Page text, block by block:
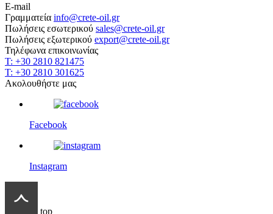
E-mail
Γραμματεία info@crete-oil.gr
Πωλήσεις εσωτερικού sales@crete-oil.gr
Πωλήσεις εξωτερικού export@crete-oil.gr
Τηλέφωνα επικοινωνίας
T: +30 2810 821475
T: +30 2810 301625
Ακολουθήστε μας
Facebook
Instagram
top